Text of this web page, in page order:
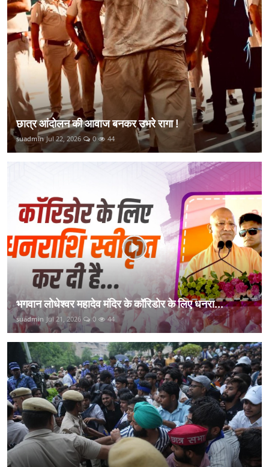
छात्र आंदोलन की आवाज बनकर उभरे रागा !
suadmin Jul 22, 2026 0 44
भगवान लोधेश्वर महादेव मंदिर के कॉरिडोर के लिए धनरा...
suadmin Jul 21, 2026 0 44